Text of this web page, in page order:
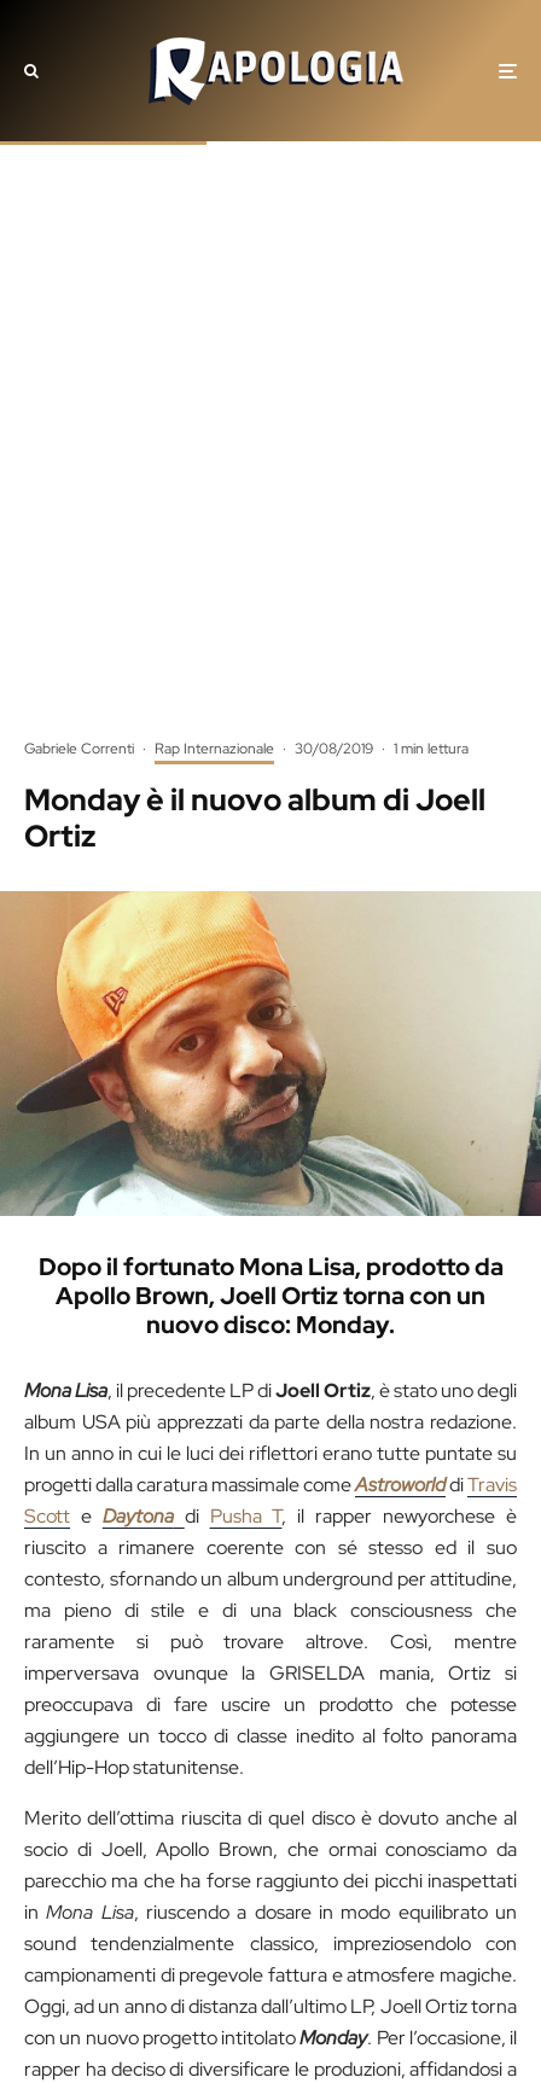
Gabriele Correnti · Rap Internazionale · 30/08/2019 · 1 min lettura
Monday è il nuovo album di Joell
Ortiz
Dopo il fortunato Mona Lisa, prodotto da
Apollo Brown, Joell Ortiz torna con un
nuovo disco: Monday.
Mona Lisa, il precedente LP diJoell Ortiz, è stato uno degli
album USA più apprezzati da parte della nostra redazione.
In un anno in cui le luci dei riflettori erano tutte puntate su
progetti dalla caratura massimale comeAstroworlddiTravis
Scott e Daytona di Pusha T, il rapper newyorchese è
riuscito a rimanere coerente con sé stesso ed il suo
contesto, sfornando un album underground per attitudine,
ma pieno di stile e di una black consciousness che
raramente si può trovare altrove. Così, mentre
imperversava ovunque la GRISELDA mania, Ortiz si
preoccupava di fare uscire un prodotto che potesse
aggiungere un tocco di classe inedito al folto panorama
dell’Hip-Hop statunitense.
Merito dell’ottima riuscita di quel disco è dovuto anche al
socio di Joell, Apollo Brown, che ormai conosciamo da
parecchio ma che ha forse raggiunto dei picchi inaspettati
inMona Lisa, riuscendo a dosare in modo equilibrato un
sound tendenzialmente classico, impreziosendolo con
campionamenti di pregevole fattura e atmosfere magiche.
Oggi, ad un anno di distanza dall’ultimo LP, Joell Ortiz torna
con un nuovo progetto intitolatoMonday. Per l’occasione, il
rapper ha deciso di diversificare le produzioni, affidandosi a